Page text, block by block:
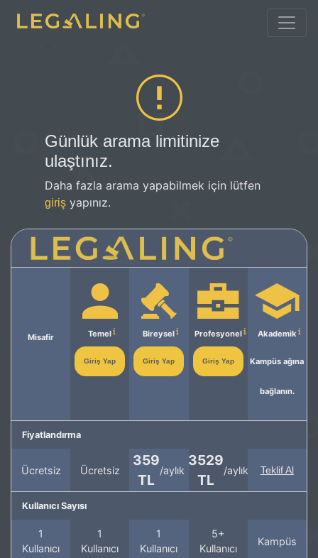
Günlük arama limitinize
ulaştınız.
Daha fazla arama yapabilmek için lütfen
giriş yapınız.
Misafir Temel
Giriş Yap
Bireysel
Giriş Yap
Profesyonel
Giriş Yap
Akademik
Kampüs ağına
bağlanın.
Fiyatlandırma
Ücretsiz Ücretsiz
359
TL
/aylık
3529
TL
/aylık Teklif Al
Kullanıcı Sayısı
1
Kullanıcı
1
Kullanıcı
1
Kullanıcı
5+
Kullanıcı
Kampüs